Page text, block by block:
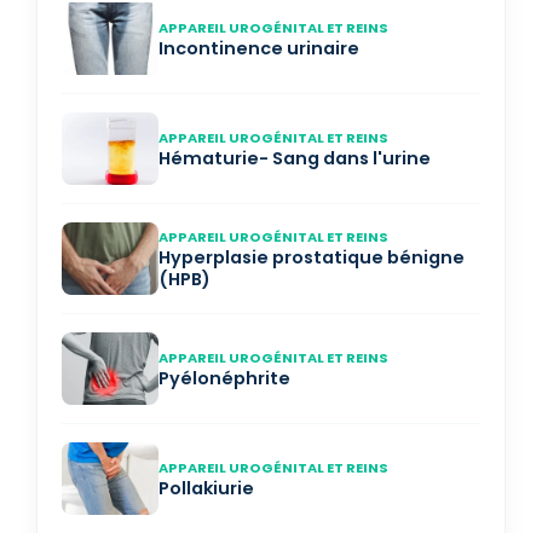
APPAREIL UROGÉNITAL ET REINS
Incontinence urinaire
APPAREIL UROGÉNITAL ET REINS
Hématurie- Sang dans l'urine
APPAREIL UROGÉNITAL ET REINS
Hyperplasie prostatique bénigne
(HPB)
APPAREIL UROGÉNITAL ET REINS
Pyélonéphrite
APPAREIL UROGÉNITAL ET REINS
Pollakiurie